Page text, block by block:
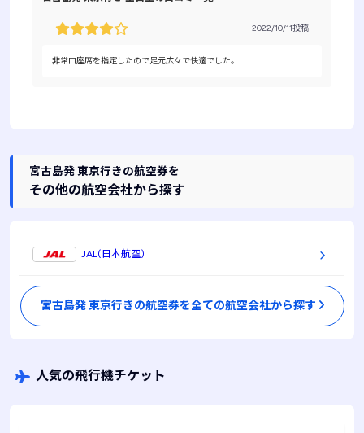
2022/10/11投稿
非常口座席を指定したので足元広々で快適でした。
宮古島発 東京行きの航空券を
その他の航空会社から探す
JAL(日本航空)
宮古島発 東京行きの航空券を全ての航空会社から探す
人気の飛行機チケット